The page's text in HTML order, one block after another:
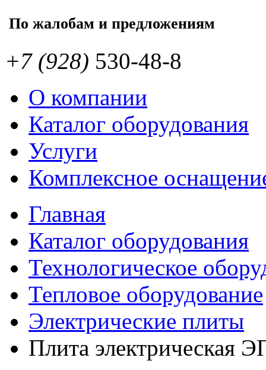
По жалобам и предложениям
+7 (928) 530-48-8
О компании
Каталог оборудования
Услуги
Комплексное
Главная
Каталог оборудования
Технологическое
Тепловое оборудование
Электрические плиты
Плита электрическая